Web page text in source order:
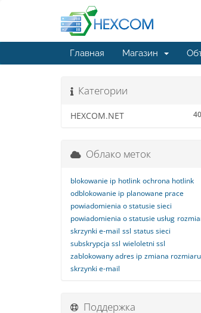
Главная Магазин
Категории
40
HEXCOM.NET
Облако меток
blokowanie ip hotlink ochrona hotlink
odblokowanie ip planowane prace
powiadomienia o statusie sieci
powiadomienia o statusie usług
skrzynki e-mail ssl status sieci
subskrypcja ssl wieloletni ssl
zablokowany adres ip zmiana rozmiaru
skrzynki e-mail
Поддержка